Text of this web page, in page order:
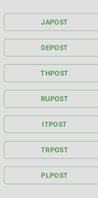
JAPOST
DEPOST
THPOST
RUPOST
ITPOST
TRPOST
PLPOST